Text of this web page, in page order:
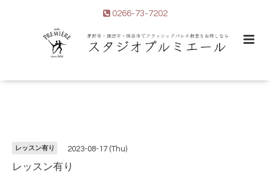
0266-73-7202
レッスン有り 2023-08-17 (Thu)
レッスン有り